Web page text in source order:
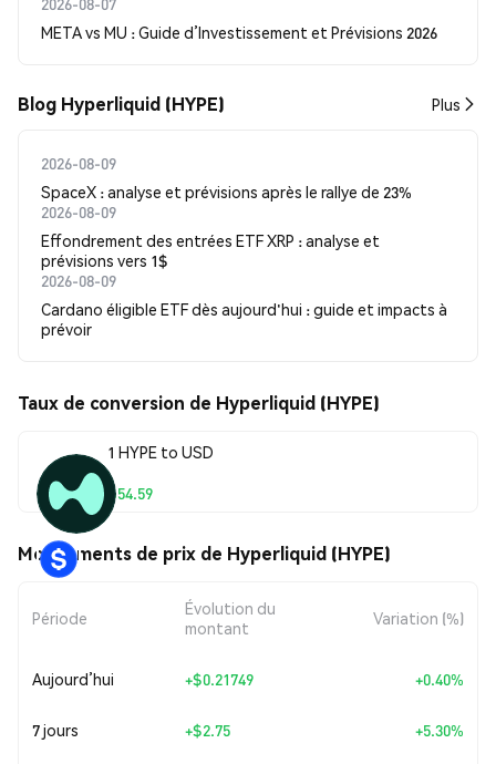
META vs MU : Guide d’Investissement et Prévisions 2026
Blog Hyperliquid (HYPE) Plus
2026-08-09
SpaceX : analyse et prévisions après le rallye de 23%
2026-08-09
Effondrement des entrées ETF XRP : analyse et
prévisions vers 1$
2026-08-09
Cardano éligible ETF dès aujourd'hui : guide et impacts à
prévoir
Taux de conversion de Hyperliquid (HYPE)
1 HYPE to USD
$54.59
Mouvements de prix de Hyperliquid (HYPE)
Période
Évolution du
montant
Variation (%)
Aujourd’hui +$0.21749 +0.40%
7 jours +$2.75 +5.30%